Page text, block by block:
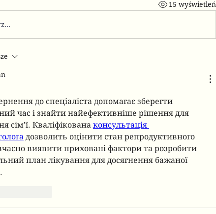
15 wyświetleń
до спеціаліста допомагає зберегти
час і знайти найефективніше рішення для
сім'ї. Кваліфікована консультація
дозволить оцінити стан репродуктивного
виявити приховані фактори та розробити
план лікування для досягнення бажаної